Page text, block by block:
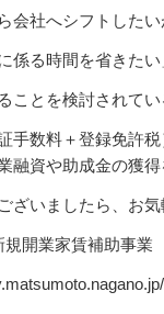
会社へシフトした
係る時間を省きたい
ことを検討されてい
手数料＋登録免許
融資や助成金の獲得
ざいましたら、お気
開業家賃補助事業